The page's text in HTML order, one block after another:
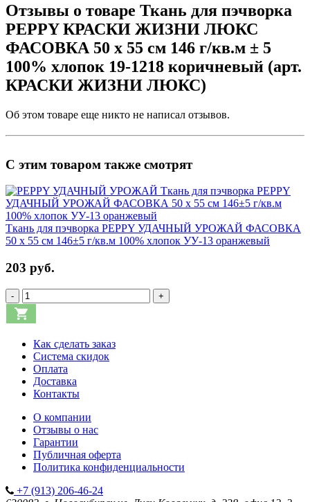
Отзывы о товаре Ткань для пэчворка
PEPPY КРАСКИ ЖИЗНИ ЛЮКС
ФАСОВКА 50 x 55 см 146 г/кв.м ± 5
100% хлопок 19-1218 коричневый (арт.
КРАСКИ ЖИЗНИ ЛЮКС)
Об этом товаре еще никто не написал отзывов.
С этим товаром также смотрят
Ткань для пэчворка PEPPY УДАЧНЫЙ УРОЖАЙ ФАСОВКА
50 x 55 см 146±5 г/кв.м 100% хлопок УУ-13 оранжевый
203 руб.
- +
Как сделать заказ
Система скидок
Оплата
Доставка
Контакты
О компании
Отзывы о нас
Гарантии
Публичная оферта
Политика конфиденциальности
+7 (913) 206-46-24